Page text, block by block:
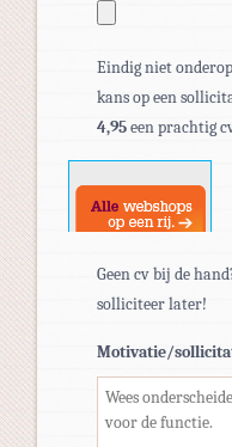
bestandstypen:
pdf,
doc,
docx.
Eindig niet
kans op een
4,95een prachtig
Geen cv bij de
solliciteer later!
Motivatie/